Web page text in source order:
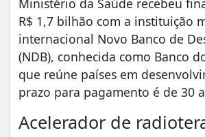
R$ 1,7 bilhão com a instituição
internacional Novo Banco de
(NDB), conhecida como Banco
que reúne países em
prazo para pagamento é de 30
Acelerador de